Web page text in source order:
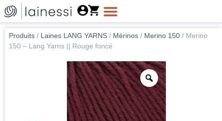
Produits / Laines LANG YARNS / Mérinos / Merino 150 / Merino
150 – Lang Yarns || Rouge foncé